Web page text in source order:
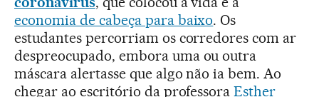
economia de cabeça para baixo. Os
estudantes percorriam os corredores com ar
despreocupado, embora uma ou outra
máscara alertasse que algo não ia bem. Ao
chegar ao escritório da professoraEsther